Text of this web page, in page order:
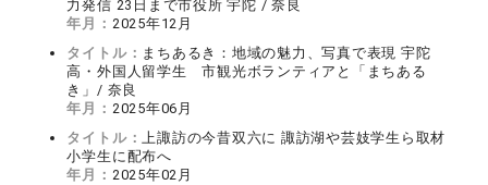
力発信 23日まで市役所 宇陀 / 奈良
年月： 2025年12月
タイトル： まちあるき：地域の魅力、写真で表現 宇陀
高・外国人留学生 市観光ボランティアと「まちある
き」/ 奈良
年月： 2025年06月
タイトル：上諏訪の今昔双六に 諏訪湖や芸妓学生ら取材
小学生に配布へ
年月： 2025年02月